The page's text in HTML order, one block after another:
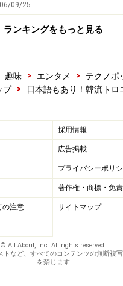
09/25
ランキングをもっと見る
趣味 > エンタメ > テクノポ
プ
> 日本語もあり！韓流トロ
採用情報
広告掲載
プライバシーポリ
著作権・商標・免責
の注意 サイトマップ
© All About, Inc. All rights reserved.
トなど、すべてのコンテンツの無断複
を禁じます